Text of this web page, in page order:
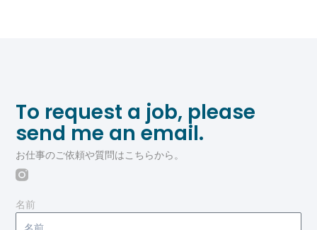
To request a job, please
send me an email.
お仕事のご依頼や質問はこちらから。
名前